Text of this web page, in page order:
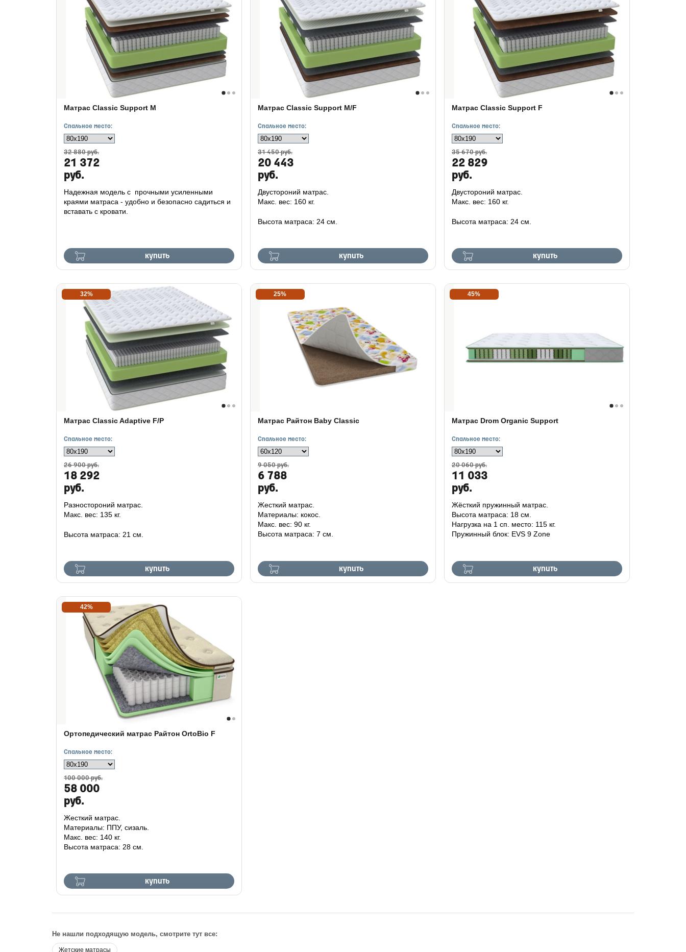
Матрас Classic Support M
Спальное место:
32 880 руб.
21 372
руб.
купить
Надежная модель с прочными усиленными
краями матраса - удобно и безопасно садиться и
вставать с кровати.
Матрас Classic Support M/F
Спальное место:
31 450 руб.
20 443
руб.
купить
Двустороний матрас.
Макс. вес: 160 кг.
Высота матраса: 24 см.
Матрас Classic Support F
Спальное место:
35 670 руб.
22 829
руб.
купить
Двустороний матрас.
Макс. вес: 160 кг.
Высота матраса: 24 см.
32%
Матрас Classic Adaptive F/P
Спальное место:
26 900 руб.
18 292
руб.
купить
Разностороний матрас.
Макс. вес: 135 кг.
Высота матраса: 21 см.
25%
Матрас Райтон Baby Classic
Спальное место:
9 050 руб.
6 788
руб.
купить
Жесткий матрас.
Материалы: кокос.
Макс. вес: 90 кг.
Высота матраса: 7 см.
45%
Матрас Drom Organic Support
Спальное место:
20 060 руб.
11 033
руб.
купить
Жёсткий пружинный матрас.
Высота матраса: 18 см.
Нагрузка на 1 сп. место: 115 кг.
Пружинный блок: EVS 9 Zone
42%
Ортопедический матрас Райтон OrtoBio F
Спальное место:
100 000 руб.
58 000
руб.
купить
Жесткий матрас.
Материалы: ППУ, сизаль.
Макс. вес: 140 кг.
Высота матраса: 28 см.
Не нашли подходящую модель, смотрите тут все:
Жетские матрасы